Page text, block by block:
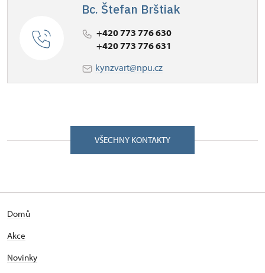
Bc. Štefan Brštiak
+420 773 776 630
+420 773 776 631
kynzvart@npu.cz
VŠECHNY KONTAKTY
Domů
Akce
Novinky